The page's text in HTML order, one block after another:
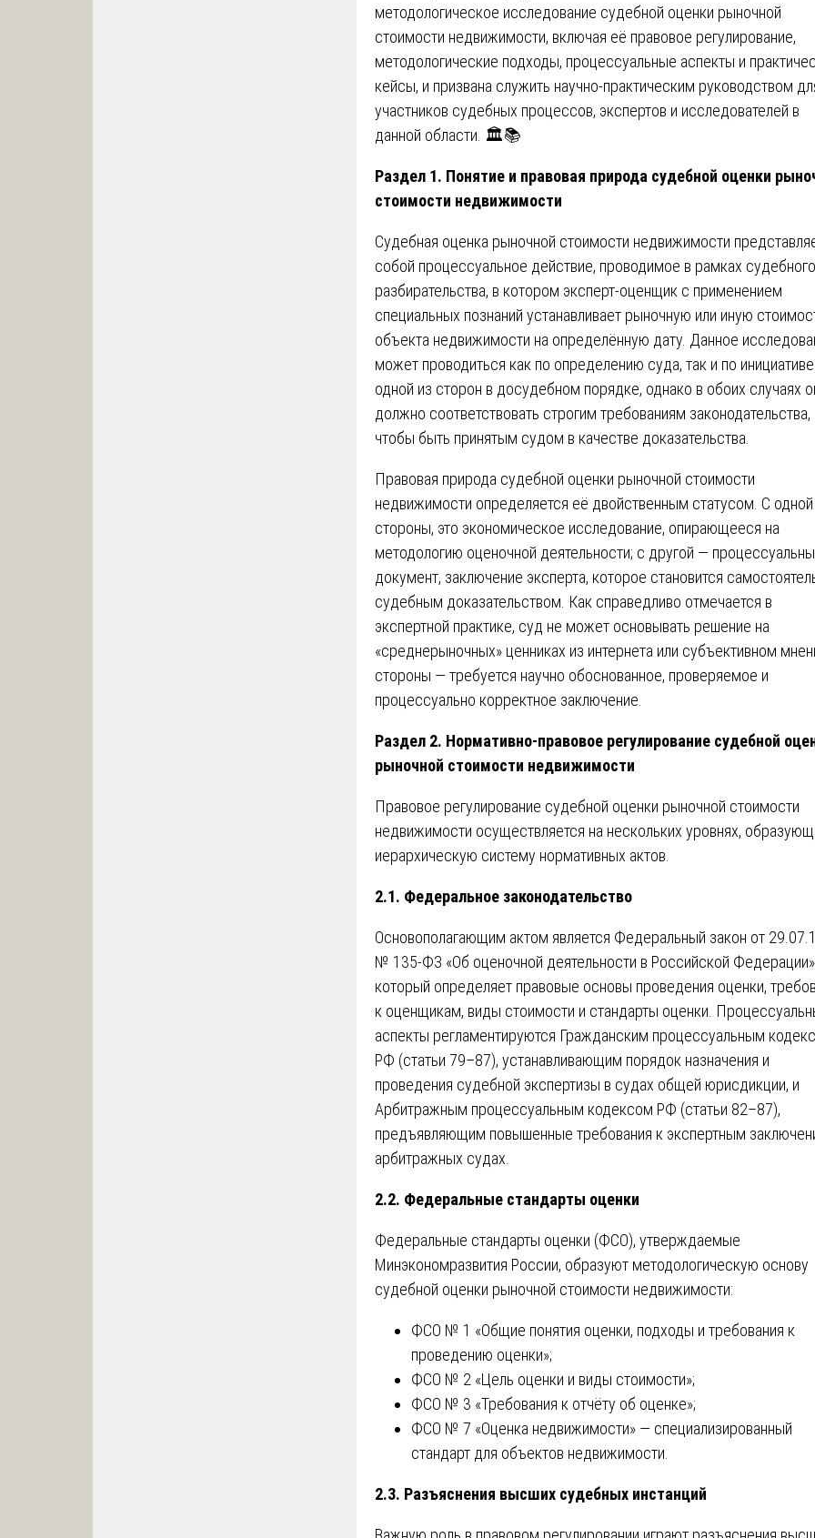
методологическое исследование судебной оценки рыночной
стоимости недвижимости, включая её правовое регулирование,
методологические подходы, процессуальные аспекты и
кейсы, и призвана служить научно-практическим руководством
участников судебных процессов, экспертов и исследователей в
данной области. 🏛️📚
Раздел 1. Понятие и правовая природа судебной оценки
стоимости недвижимости
Судебная оценка рыночной стоимости недвижимости
собой процессуальное действие, проводимое в рамках судебного
разбирательства, в котором эксперт-оценщик с применением
специальных познаний устанавливает рыночную или иную
объекта недвижимости на определённую дату. Данное
может проводиться как по определению суда, так и по инициативе
одной из сторон в досудебном порядке, однако в обоих случаях
должно соответствовать строгим требованиям законодательства,
чтобы быть принятым судом в качестве доказательства.
Правовая природа судебной оценки рыночной стоимости
недвижимости определяется её двойственным статусом. С одной
стороны, это экономическое исследование, опирающееся на
методологию оценочной деятельности; с другой —
документ, заключение эксперта, которое становится
судебным доказательством. Как справедливо отмечается в
экспертной практике, суд не может основывать решение на
«среднерыночных» ценниках из интернета или субъективном
стороны — требуется научно обоснованное, проверяемое и
процессуально корректное заключение.
Раздел 2. Нормативно-правовое регулирование судебной
рыночной стоимости недвижимости
Правовое регулирование судебной оценки рыночной стоимости
недвижимости осуществляется на нескольких уровнях,
иерархическую систему нормативных актов.
2.1. Федеральное законодательство
Основополагающим актом является Федеральный закон от
№ 135-ФЗ «Об оценочной деятельности в Российской
который определяет правовые основы проведения оценки,
к оценщикам, виды стоимости и стандарты оценки.
аспекты регламентируются Гражданским процессуальным
РФ (статьи 79–87), устанавливающим порядок назначения и
проведения судебной экспертизы в судах общей юрисдикции, и
Арбитражным процессуальным кодексом РФ (статьи 82–87),
предъявляющим повышенные требования к экспертным
арбитражных судах.
2.2. Федеральные стандарты оценки
Федеральные стандарты оценки (ФСО), утверждаемые
Минэкономразвития России, образуют методологическую основу
судебной оценки рыночной стоимости недвижимости:
ФСО № 1 «Общие понятия оценки, подходы и требования к
проведению оценки»;
ФСО № 2 «Цель оценки и виды стоимости»;
ФСО № 3 «Требования к отчёту об оценке»;
ФСО № 7 «Оценка недвижимости» — специализированный
стандарт для объектов недвижимости.
2.3. Разъяснения высших судебных инстанций